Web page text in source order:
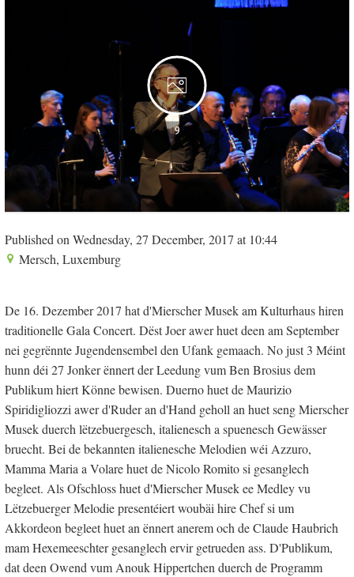
9
Published on Wednesday, 27 December, 2017 at 10:44
Mersch, Luxemburg
De 16. Dezember 2017 hat d'Mierscher Musek am Kulturhaus hiren
traditionelle Gala Concert. Dëst Joer awer huet deen am September
nei gegrënnte Jugendensembel den Ufank gemaach. No just 3 Méint
hunn déi 27 Jonker ënnert der Leedung vum Ben Brosius dem
Publikum hiert Könne bewisen. Duerno huet de Maurizio
Spiridigliozzi awer d'Ruder an d'Hand geholl an huet seng Mierscher
Musek duerch lëtzebuergesch, italienesch a spuenesch Gewässer
bruecht. Bei de bekannten italienesche Melodien wéi Azzuro,
Mamma Maria a Volare huet de Nicolo Romito si gesanglech
begleet. Als Ofschloss huet d'Mierscher Musek ee Medley vu
Lëtzebuerger Melodie presentéiert woubäi hire Chef si um
Akkordeon begleet huet an ënnert anerem och de Claude Haubrich
mam Hexemeeschter gesanglech ervir getrueden ass. D'Publikum,
dat deen Owend vum Anouk Hippertchen duerch de Programm